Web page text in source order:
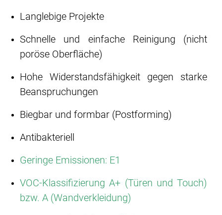
Langlebige Projekte
Schnelle und einfache Reinigung (nicht
poröse Oberfläche)
Hohe Widerstandsfähigkeit gegen starke
Beanspruchungen
Biegbar und formbar (Postforming)
Antibakteriell
Geringe Emissionen: E1
VOC-Klassifizierung A+ (Türen und Touch)
bzw. A (Wandverkleidung)